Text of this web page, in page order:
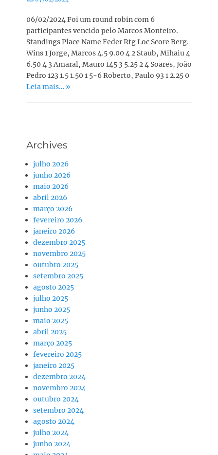
06/02/2024 Foi um round robin com 6
participantes vencido pelo Marcos Monteiro.
Standings Place Name Feder Rtg Loc Score Berg.
Wins 1 Jorge, Marcos 4.5 9.00 4 2 Staub, Mihaiu 4
6.50 4 3 Amaral, Mauro 145 3 5.25 2 4 Soares, João
Pedro 123 1.5 1.50 1 5-6 Roberto, Paulo 93 1 2.25 0
Leia mais… »
Archives
julho 2026
junho 2026
maio 2026
abril 2026
março 2026
fevereiro 2026
janeiro 2026
dezembro 2025
novembro 2025
outubro 2025
setembro 2025
agosto 2025
julho 2025
junho 2025
maio 2025
abril 2025
março 2025
fevereiro 2025
janeiro 2025
dezembro 2024
novembro 2024
outubro 2024
setembro 2024
agosto 2024
julho 2024
junho 2024